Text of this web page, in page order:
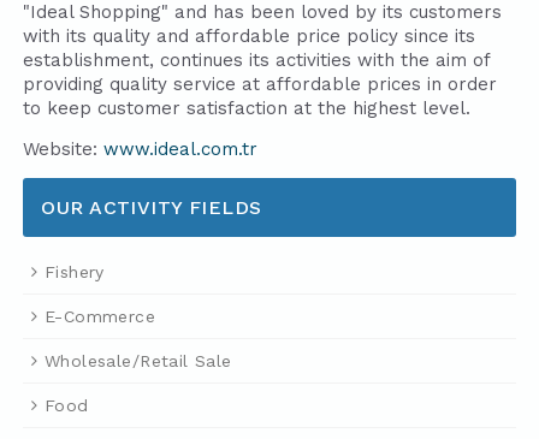
"Ideal Shopping" and has been loved by its customers
with its quality and affordable price policy since its
establishment, continues its activities with the aim of
providing quality service at affordable prices in order
to keep customer satisfaction at the highest level.
Website:www.ideal.com.tr
OUR ACTIVITY FIELDS
Fishery
E-Commerce
Wholesale/Retail Sale
Food